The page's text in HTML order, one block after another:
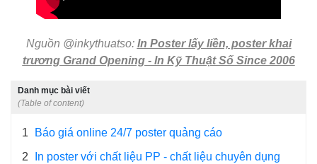
Nguồn @inkythuatso: In Poster lấy liền, poster khai
trương Grand Opening - In Kỹ Thuật Số Since 2006
Danh mục bài viết
(Table of content)
1
Báo giá online 24/7 poster quảng cáo
2
In poster với chất liệu PP - chất liệu chuyên dụng